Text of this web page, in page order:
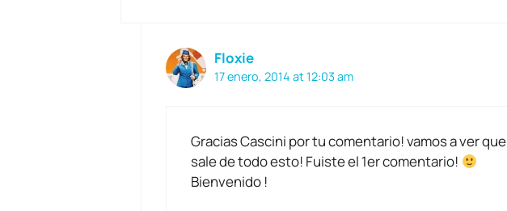
Floxie
17 enero, 2014 at 12:03 am
Gracias Cascini por tu comentario! vamos a ver que
sale de todo esto! Fuiste el 1er comentario!
Bienvenido !